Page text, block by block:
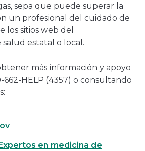
sepa que puede superar la
un profesional del cuidado de
los sitios web del
estatal o local.
más información y apoyo
662-HELP (4357) o consultando
Expertos en medicina de